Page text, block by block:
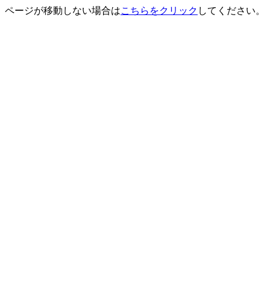
ページが移動しない場合はこちらをクリック してください。